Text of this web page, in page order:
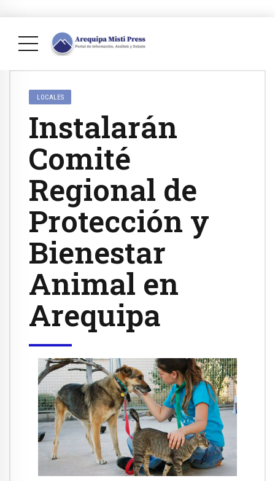
LOCALES
Instalarán
Comité
Regional de
Protección y
Bienestar
Animal en
Arequipa